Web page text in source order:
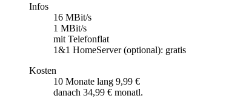
Infos
16 MBit/s
1 MBit/s
mit Telefonflat
1&1 HomeServer (optional): gratis
Kosten
10 Monate lang 9,99 €
danach 34,99 € monatl.